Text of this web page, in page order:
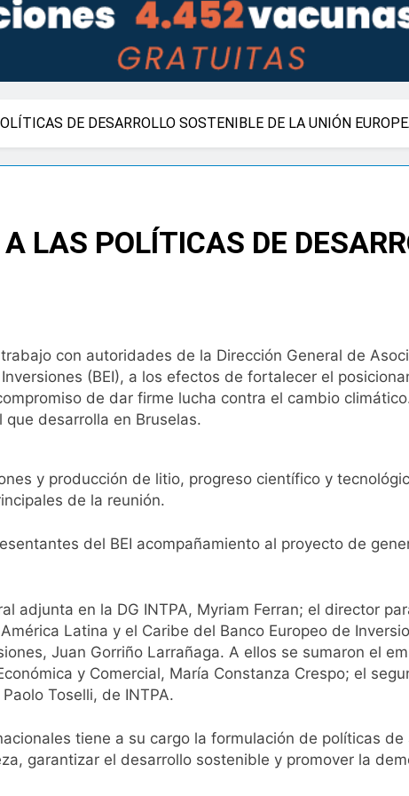
DE DESARROLLO SOSTENIBLE DE LA UNIÓN
LAS POLÍTICAS DE
con autoridades de la Dirección General de
(BEI), a los efectos de fortalecer el
de dar firme lucha contra el cambio
desarrolla en Bruselas.
y producción de litio, progreso científico y
de la reunión.
del BEI acompañamiento al proyecto de
adjunta en la DG INTPA, Myriam Ferran; el director
Latina y el Caribe del Banco Europeo de
Juan Gorriño Larrañaga. A ellos se sumaron el
y Comercial, María Constanza Crespo; el
Toselli, de INTPA.
tiene a su cargo la formulación de políticas
garantizar el desarrollo sostenible y promover la